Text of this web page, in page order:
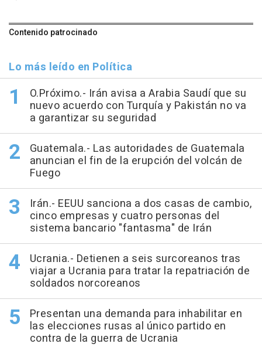
Contenido patrocinado
Lo más leído en Política
O.Próximo.- Irán avisa a Arabia Saudí que su
nuevo acuerdo con Turquía y Pakistán no va
a garantizar su seguridad
Guatemala.- Las autoridades de Guatemala
anuncian el fin de la erupción del volcán de
Fuego
Irán.- EEUU sanciona a dos casas de cambio,
cinco empresas y cuatro personas del
sistema bancario "fantasma" de Irán
Ucrania.- Detienen a seis surcoreanos tras
viajar a Ucrania para tratar la repatriación de
soldados norcoreanos
Presentan una demanda para inhabilitar en
las elecciones rusas al único partido en
contra de la guerra de Ucrania